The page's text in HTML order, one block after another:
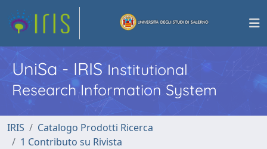
UniSa - IRISInstitutional
Research Information System
IRIS
Catalogo Prodotti Ricerca
1 Contributo su Rivista